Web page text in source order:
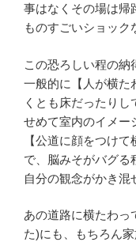
事はなくその場は帰
ものすごいショック
この恐ろしい程の納
一般的に【人が横た
くとも床だったりし
せめて室内のイメー
【公道に顔をつけ
で、脳みそがバグる
自分の観念がかき混
あの道路に横たわっ
た)にも、もちろん